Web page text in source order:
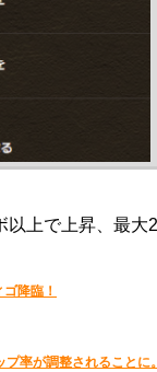
以上で上昇、最大2
降臨！
率が調整されることに。